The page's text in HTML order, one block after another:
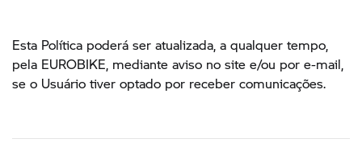
Esta Política poderá ser atualizada, a qualquer tempo,
pela EUROBIKE, mediante aviso no site e/ou por e-mail,
se o Usuário tiver optado por receber comunicações.